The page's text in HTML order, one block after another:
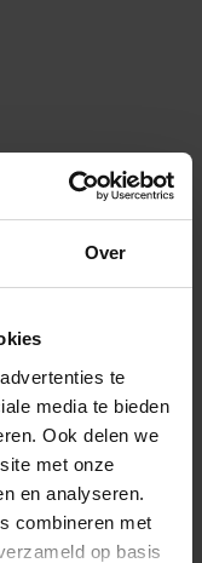
Over
te
media te bieden
Ook delen we
met onze
en analyseren.
combineren met
op basis